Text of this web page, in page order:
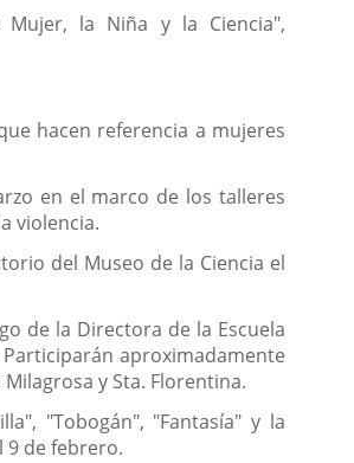
la Niña y la Ciencia",
hacen referencia a mujeres
en el marco de los talleres
violencia.
del Museo de la Ciencia el
de la Directora de la Escuela
aproximadamente
y Sta. Florentina.
"Tobogán", "Fantasía" y la
9 de febrero.